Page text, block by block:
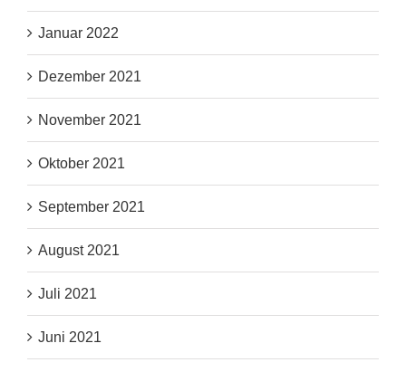
Januar 2022
Dezember 2021
November 2021
Oktober 2021
September 2021
August 2021
Juli 2021
Juni 2021